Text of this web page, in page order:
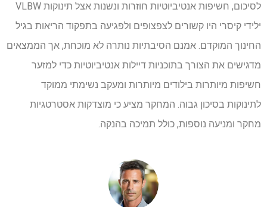
לסיכום, חשיפות אנטיביוטיות חוזרות ונשנות אצל תינוקות VLBW
ילידי קיסרי היו קשורים לצפצופים ולפגיעה בתפקוד הריאות בגיל
החינוך המוקדם. אמנם הסיבתיות נותרה לא מוכחת, אך הממצאים
מדגישים את הצורך בתוכניות דיילות אנטיביוטיות כדי למזער
חשיפות מיותרות בילודים מיותרות ומעקב נשימתי ממוקד
לתינוקות בסיכון גבוה. המחקר מציע כי מוצדקות אסטרטגיות
מחקר ומניעה נוספות, כולל תמיכה בהנקה.